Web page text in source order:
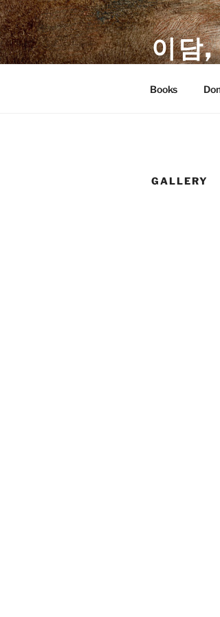
Skip
to
content
이담,
Books
GALLERY